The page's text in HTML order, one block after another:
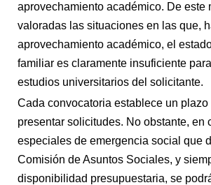
aprovechamiento académico. De este
valoradas las situaciones en las que,
aprovechamiento académico, el
familiar es claramente insuficiente
estudios universitarios del solicitante.
Cada convocatoria establece un plazo
presentar solicitudes. No obstante, en
especiales de emergencia social que
Comisión de Asuntos Sociales, y
disponibilidad presupuestaria, se